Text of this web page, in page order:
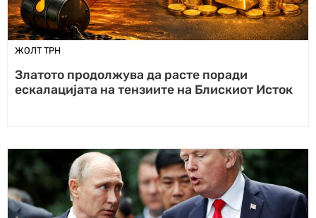
ЖОЛТ ТРН
Златото продолжува да расте поради
ескалацијата на тензиите на Блискиот Исток